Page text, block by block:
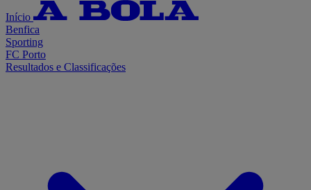
Início
Benfica
Sporting
FC Porto
Resultados e Classificações